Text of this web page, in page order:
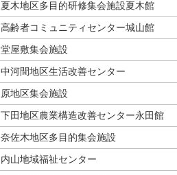
夏木地区多目的研修集会施設夏木館
高齢者コミュニティセンター城山館
堂屋敷集会施設
中河間地区生活改善センター
原地区集会施設
下田地区農業構造改善センター永田館
奈佐木地区多目的集会施設
内山地域福祉センター